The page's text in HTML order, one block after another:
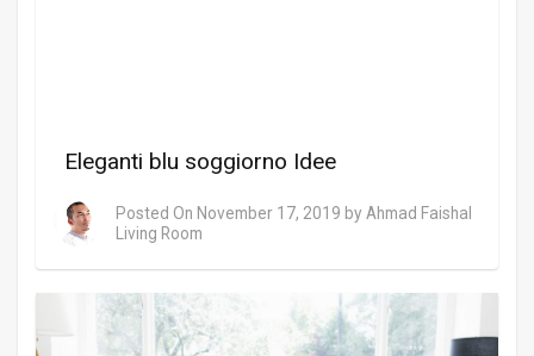
Eleganti blu soggiorno Idee
Posted On November 17, 2019 by Ahmad Faishal
Living Room